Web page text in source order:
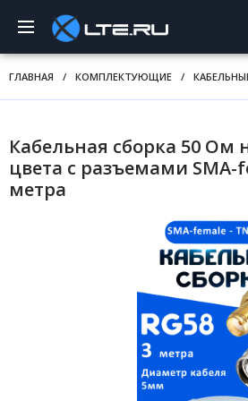
ГЛАВНАЯ / КОМПЛЕКТУЮЩИЕ /
Кабельная сборка 50 Ом
цвета с разъемами SMA-
метра